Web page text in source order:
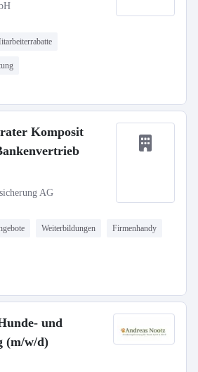
Komposit
AG
Weiterbildungen Firmenhandy
und
(m/w/d)